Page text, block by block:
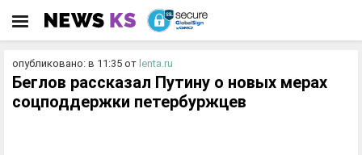
опубликовано: в 11:35 от lenta.ru
Беглов рассказал Путину о новых мерах
соцподдержки петербуржцев